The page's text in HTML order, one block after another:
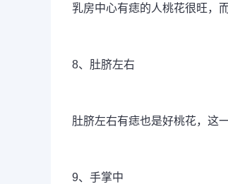
乳房中心有痣的人桃花很旺，
8、肚脐左右
肚脐左右有痣也是好桃花，这
9、手掌中